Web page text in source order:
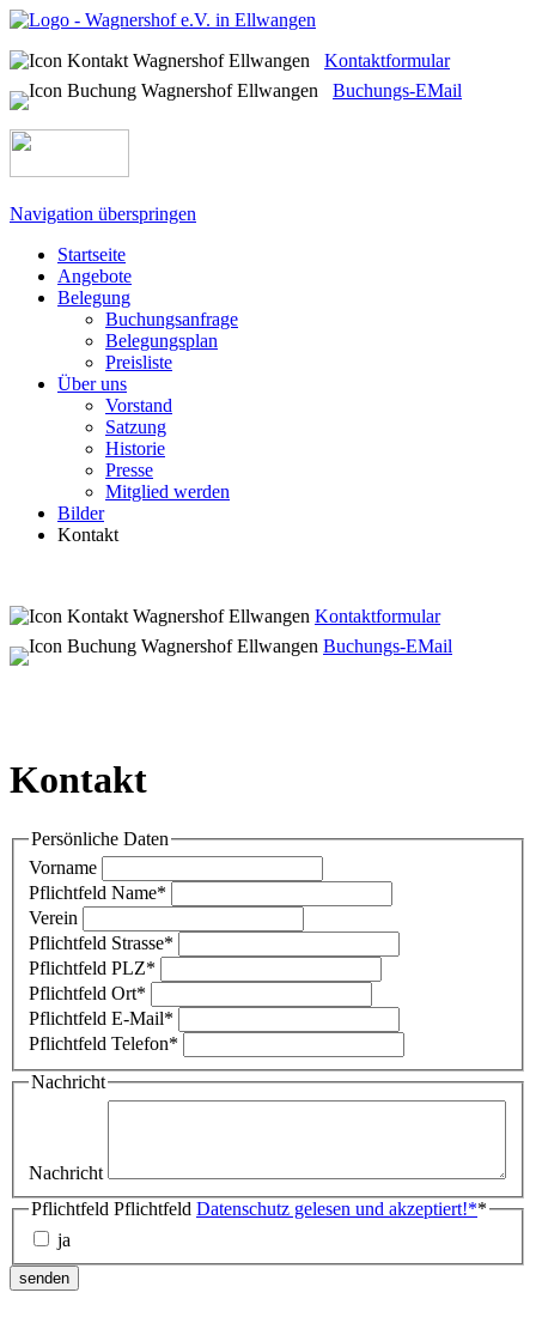
Kontaktformular
Buchungs-EMail
Navigation überspringen
Startseite
Angebote
Belegung
Buchungsanfrage
Belegungsplan
Preisliste
Über uns
Vorstand
Satzung
Historie
Presse
Mitglied werden
Bilder
Kontakt
Kontaktformular
Buchungs-EMail
Kontakt
Persönliche Daten
Vorname
Pflichtfeld Name*
Verein
Pflichtfeld Strasse*
Pflichtfeld PLZ*
Pflichtfeld Ort*
Pflichtfeld E-Mail*
Pflichtfeld Telefon*
Nachricht
Nachricht
Pflichtfeld Pflichtfeld Datenschutz gelesen und akzeptiert!**
ja
senden